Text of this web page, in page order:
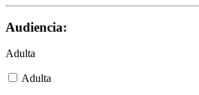
Audiencia:
Adulta
Adulta